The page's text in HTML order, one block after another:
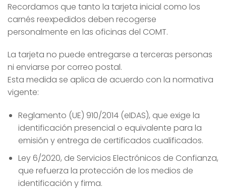
Recordamos que tanto la tarjeta inicial como los
carnés reexpedidos deben recogerse
personalmente en las oficinas del COMT.
La tarjeta no puede entregarse a terceras personas
ni enviarse por correo postal.
Esta medida se aplica de acuerdo con la normativa
vigente:
Reglamento (UE) 910/2014 (eIDAS), que exige la
identificación presencial o equivalente para la
emisión y entrega de certificados cualificados.
Ley 6/2020, de Servicios Electrónicos de Confianza,
que refuerza la protección de los medios de
identificación y firma.